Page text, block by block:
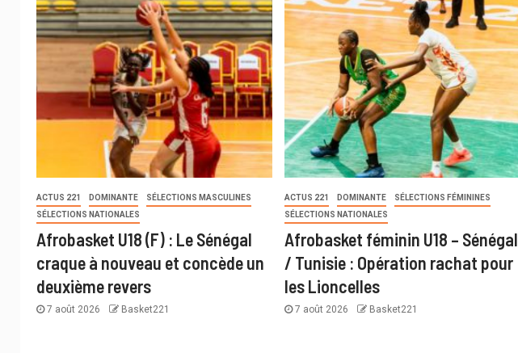
ACTUS 221 DOMINANTE
SÉLECTIONS MASCULINES
SÉLECTIONS NATIONALES
Afrobasket U18 (F) : Le Sénégal
craque à nouveau et concède un
deuxième revers
7 août 2026 Basket221
ACTUS 221 DOMINANTE
SÉLECTIONS FÉMININES
SÉLECTIONS NATIONALES
Afrobasket féminin U18 – Sénégal
/ Tunisie : Opération rachat pour
les Lioncelles
7 août 2026 Basket221